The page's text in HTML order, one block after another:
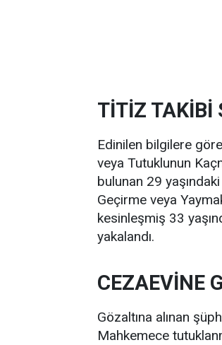
TİTİZ TAKİBİ
Edinilen bilgilere
veya Tutuklunun
bulunan 29
Geçirme veya
kesinleşmiş 33
yakalandı.
CEZAEVİNE
Gözaltına alınan
Mahkemece